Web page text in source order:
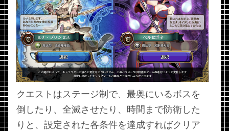
クエストはステージ制で、最奥にいるボスを
倒したり、全滅させたり、時間まで防衛した
りと、設定された各条件を達成すればクリア